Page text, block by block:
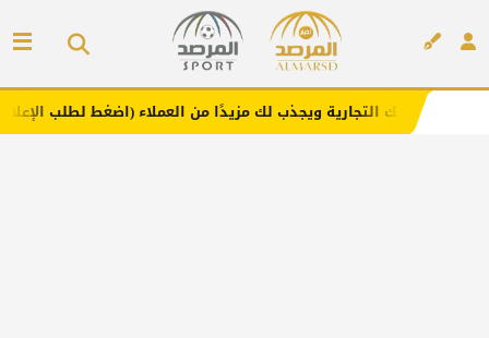
ويجذب لك مزيدًا من العملاء (اضغط لطلب الإعلان)